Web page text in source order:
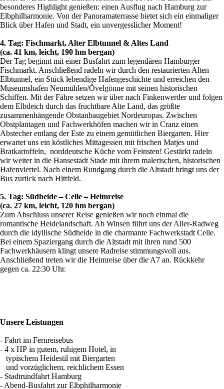
besonderes Highlight genießen: einen Ausflug nach Hamburg zur
Elbphilharmonie. Von der Panoramaterrasse bietet sich ein einmaliger
Blick über Hafen und Stadt, ein unvergesslicher Moment!
4. Tag: Fischmarkt, Alter Elbtunnel & Altes Land
(ca. 41 km, leicht, 190 hm bergan)
Der Tag beginnt mit einer Busfahrt zum legendären Hamburger
Fischmarkt. Anschließend radeln wir durch den restaurierten Alten
Elbtunnel, ein Stück lebendige Hafengeschichte und erreichen den
Museumshafen Neumühlen/Övelgönne mit seinen historischen
Schiffen. Mit der Fähre setzen wir über nach Finkenwerder und folgen
dem Elbdeich durch das fruchtbare Alte Land, das größte
zusammenhängende Obstanbaugebiet Nordeuropas. Zwischen
Obstplantagen und Fachwerkhöfen machen wir in Cranz einen
Abstecher entlang der Este zu einem gemütlichen Biergarten. Hier
erwartet uns ein köstliches Mittagessen mit frischen Matjes und
Bratkartoffeln, norddeutsche Küche vom Feinsten! Gestärkt radeln
wir weiter in die Hansestadt Stade mit ihrem malerischen, historischen
Hafenviertel. Nach einem Rundgang durch die Altstadt bringt uns der
Bus zurück nach Hittfeld.
5. Tag: Südheide – Celle – Heimreise
(ca. 27 km, leicht, 120 hm bergan)
Zum Abschluss unserer Reise genießen wir noch einmal die
romantische Heidelandschaft. Ab Winsen führt uns der Aller-Radweg
durch die idyllische Südheide in die charmante Fachwerkstadt Celle.
Bei einem Spaziergang durch die Altstadt mit ihren rund 500
Fachwerkhäusern klingt unsere Radreise stimmungsvoll aus.
Anschließend treten wir die Heimreise über die A7 an. Rückkehr
gegen ca. 22:30 Uhr.
Unsere Leistungen
- Fahrt im Fernreisebus
- 4 x HP in gutem, ruhigem Hotel, in
typischem Heidestil mit Biergarten
und vorzüglichem, reichlichem Essen
- Stadtrundfahrt Hamburg
- Abend-Busfahrt zur Elbphilharmonie